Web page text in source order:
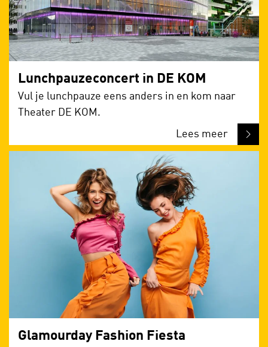
Lunchpauzeconcert in DE KOM
Vul je lunchpauze eens anders in en kom naar
Theater DE KOM.
Lees meer
Glamourday Fashion Fiesta